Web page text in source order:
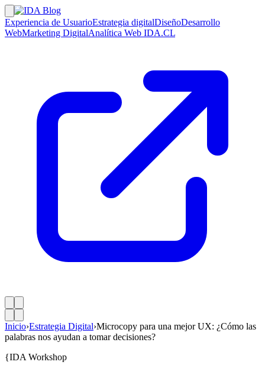
Experiencia de UsuarioEstrategia digitalDiseñoDesarrollo
WebMarketing DigitalAnalítica Web IDA.CL
Inicio›Estrategia Digital›Microcopy para una mejor UX: ¿Cómo las
palabras nos ayudan a tomar decisiones?
{IDA Workshop